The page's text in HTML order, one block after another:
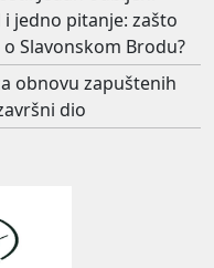
jedno pitanje: zašto
Slavonskom Brodu?
obnovu zapuštenih
dio